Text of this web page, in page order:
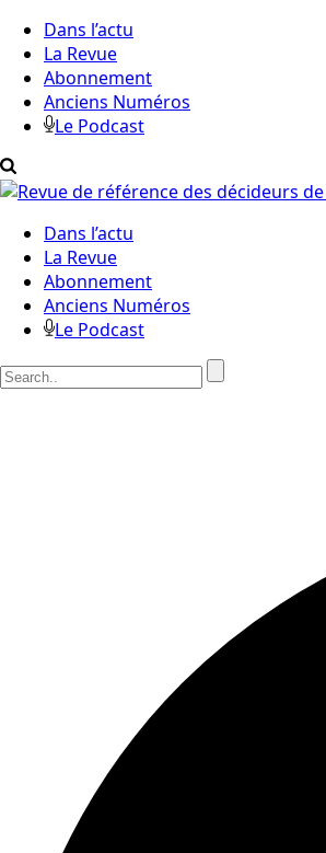
Dans l’actu
La Revue
Abonnement
Anciens Numéros
Le Podcast
Dans l’actu
La Revue
Abonnement
Anciens Numéros
Le Podcast